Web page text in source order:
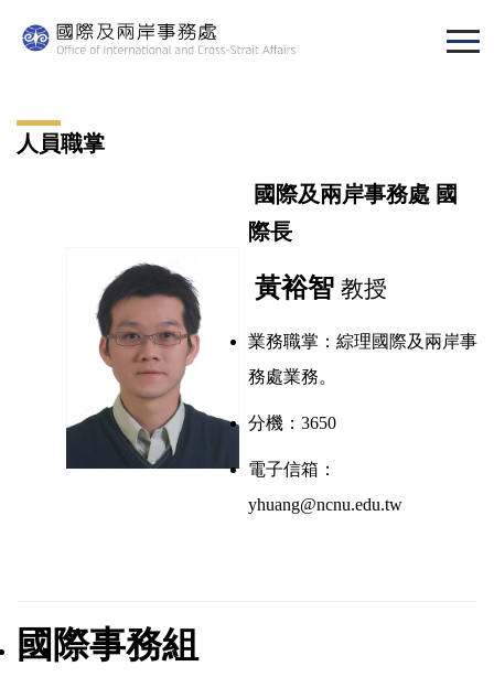
到
內
容人員職掌
國際及兩岸事務處 國
際長
黃裕智 教授
業務職掌： 綜理國際及兩岸事
務處業務。
分機：3650
電子信箱：
yhuang@ncnu.edu.tw
國際事務組